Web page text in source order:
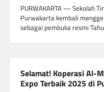
PURWAKARTA — Sekolah
Purwakarta kembali
sebagai pembuka resmi
Selamat! Koperasi Al-
Expo Terbaik 2025 di